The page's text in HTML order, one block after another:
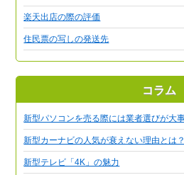
楽天出店の際の評価
住民票の写しの発送先
コラム
新型パソコンを売る際には業者選びが大事
新型カーナビの人気が衰えない理由とは？
新型テレビ「4K」の魅力